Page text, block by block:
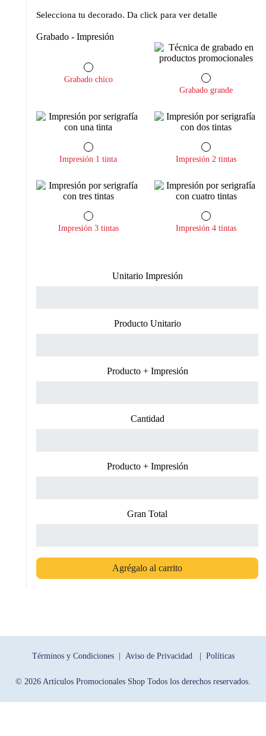
Selecciona tu decorado. Da click para ver detalle
Grabado - Impresión
Grabado chico
Grabado grande
Impresión 1 tinta Impresión 2 tintas
Impresión 3 tintas Impresión 4 tintas
Unitario Impresión
Producto Unitario
Producto + Impresión
Cantidad
Producto + Impresión
Gran Total
Agrégalo al carrito
Términos y Condiciones | Aviso de Privacidad | Políticas
© 2026 Artículos Promocionales Shop Todos los derechos reservados.